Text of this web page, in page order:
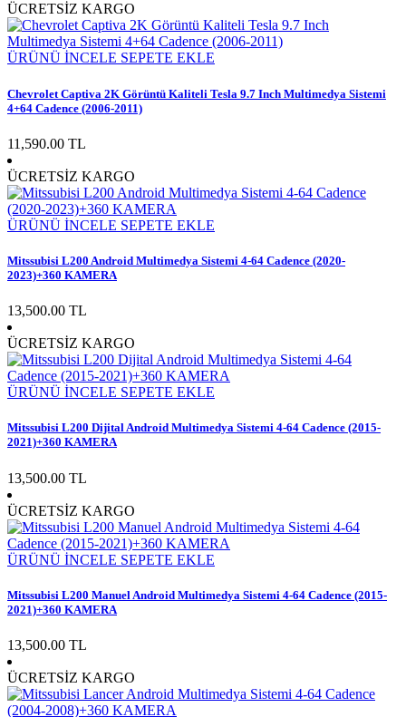
ÜCRETSİZ KARGO
ÜRÜNÜ İNCELE SEPETE EKLE
Chevrolet Captiva 2K Görüntü Kaliteli Tesla 9.7 Inch Multimedya Sistemi
4+64 Cadence (2006-2011)
11,590.00 TL
ÜCRETSİZ KARGO
ÜRÜNÜ İNCELE SEPETE EKLE
Mitssubisi L200 Android Multimedya Sistemi 4-64 Cadence (2020-
2023)+360 KAMERA
13,500.00 TL
ÜCRETSİZ KARGO
ÜRÜNÜ İNCELE SEPETE EKLE
Mitssubisi L200 Dijital Android Multimedya Sistemi 4-64 Cadence (2015-
2021)+360 KAMERA
13,500.00 TL
ÜCRETSİZ KARGO
ÜRÜNÜ İNCELE SEPETE EKLE
Mitssubisi L200 Manuel Android Multimedya Sistemi 4-64 Cadence (2015-
2021)+360 KAMERA
13,500.00 TL
ÜCRETSİZ KARGO